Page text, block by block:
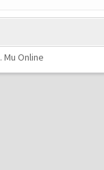
. Mu Online